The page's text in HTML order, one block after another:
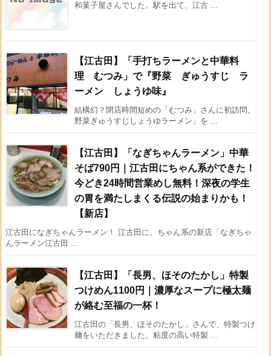
和菓子屋さんでした。駅を出て、江古 ...
【江古田】「手打ちラーメンと中華料
理 むつみ」で『野菜 ぎゅうすじ ラ
ーメン しょうゆ味』
結構幻？閉店時間短めの「むつみ」さんに初訪問。
野菜ぎゅうすじしょうゆラーメン」を ...
【江古田】「なぎちゃんラーメン」中華
そば790円｜江古田にちゃん系ができた！
今どき24時間営業めし無料！深夜の学生
の胃を満たしまくる伝説の始まりかも！
【新店】
江古田になぎちゃんラーメン！ 江古田に、ちゃん系の新店「なぎちゃ
んラーメン江古田 ...
【江古田】「長男、ほそのたかし」特製
つけめん1100円｜濃厚なスープに極太麺
が絡む至福の一杯！
江古田の「長男、ほそのたかし」さんで、特製つけ
麺をいただきました。粘度の高い特製 ...